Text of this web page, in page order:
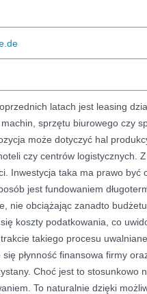
latach jest leasing
sprzętu biurowego czy
może dotyczyć hal
czy centrów logistycznych.
Inwestycja taka ma prawo być
jest fundowaniem
nie obciążając zanadto
koszty podatkowania, co
takiego procesu
płynność finansowa firmy
Choć jest to stosunkowo
To naturalnie dzięki